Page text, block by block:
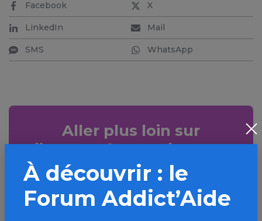
Facebook X
LinkedIn Mail
SMS WhatsApp
Aller plus loin sur
l’espace Autres drogues
Informations, parcours d’évaluations,
bonnes pratiques, FAQ, annuaires,
ressources, actualités...
À découvrir : le
Forum Addict’Aide